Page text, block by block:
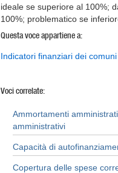
ideale se superiore al 100%;
100%; problematico se
Questa voce appartiene a:
Indicatori finanziari dei comuni
Voci correlate:
Ammortamenti
amministrativi
Capacità di
Copertura delle spese